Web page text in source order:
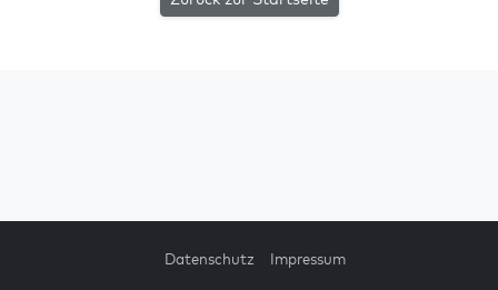
Datenschutz Impressum